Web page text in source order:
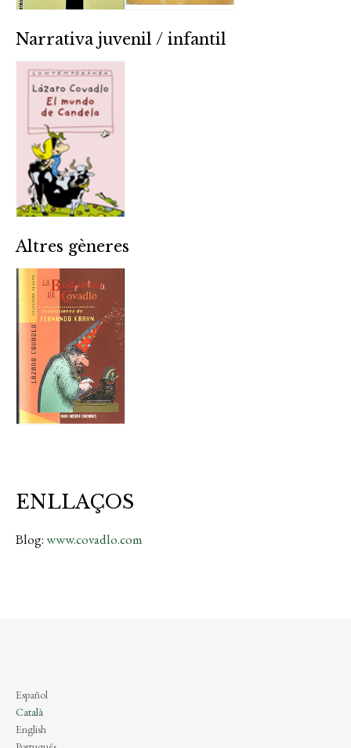
Narrativa juvenil / infantil
Altres gèneres
ENLLAÇOS
Blog:www.covadlo.com
Español
Català
English